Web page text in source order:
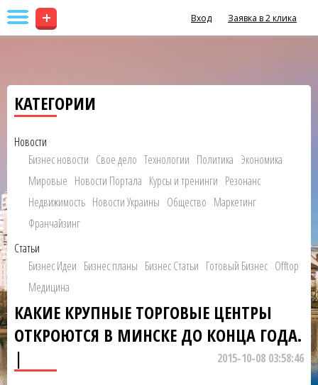
+ Вход Заявка в 2 клика
КАТЕГОРИИ
Новости
Бизнес новости Свое дело Технологии Политика Экономика
Мировые Новости Портала Курсы и тренинги Резонанс
Недвижимость Новости Украины Общество Маркетинг
Франчайзинг
Статьи
Бизнес Идеи Бизнес планы Бизнес Статьи Готовый Бизнес Offtop
Медицина
КАКИЕ КРУПНЫЕ ТОРГОВЫЕ ЦЕНТРЫ
ОТКРОЮТСЯ В МИНСКЕ ДО КОНЦА ГОДА.
|
2015-10-08 03:58:46